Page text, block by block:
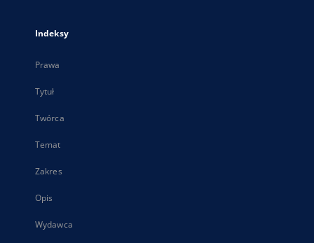
Indeksy
Prawa
Tytuł
Twórca
Temat
Zakres
Opis
Wydawca